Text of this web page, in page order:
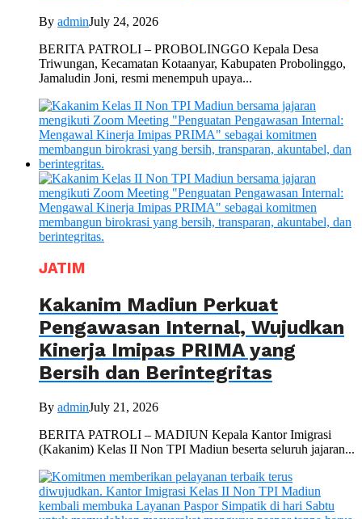
By adminJuly 24, 2026
BERITA PATROLI – PROBOLINGGO Kepala Desa
Triwungan, Kecamatan Kotaanyar, Kabupaten Probolinggo,
Jamaludin Joni, resmi menempuh upaya...
JATIM
Kakanim Madiun Perkuat
Pengawasan Internal, Wujudkan
Kinerja Imipas PRIMA yang
Bersih dan Berintegritas
By adminJuly 21, 2026
BERITA PATROLI – MADIUN Kepala Kantor Imigrasi
(Kakanim) Kelas II Non TPI Madiun beserta seluruh jajaran...